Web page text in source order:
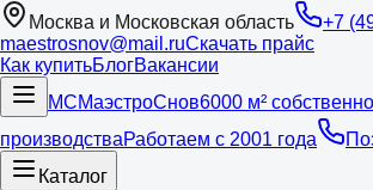
Москва и Московская область
+7
maestrosnov@mail.ruСкачать прайс
Как купитьБлогВакансии
МСМаэстроСнов6000 м²
производстваРаботаем с 2001 года
Каталог